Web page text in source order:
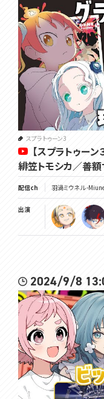
スプラトゥーン3
【スプラトゥーン
緋笠トモシカ／善額
配信ch 羽渦ミウネル -
出演
2024/9/8